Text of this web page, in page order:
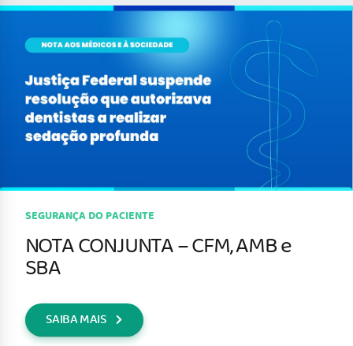
SEGURANÇA DO PACIENTE
NOTA CONJUNTA – CFM, AMB e
SBA
SAIBA MAIS